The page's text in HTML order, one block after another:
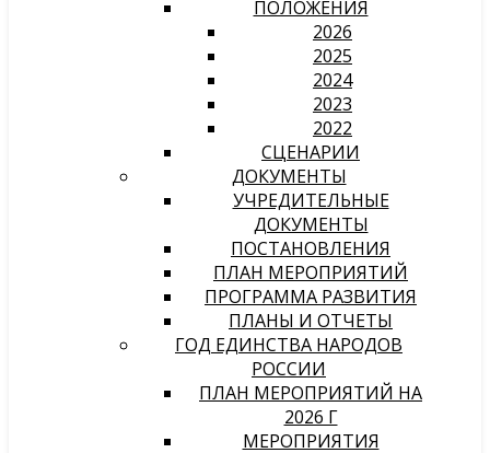
ПОЛОЖЕНИЯ
2026
2025
2024
2023
2022
СЦЕНАРИИ
ДОКУМЕНТЫ
УЧРЕДИТЕЛЬНЫЕ
ДОКУМЕНТЫ
ПОСТАНОВЛЕНИЯ
ПЛАН МЕРОПРИЯТИЙ
ПРОГРАММА РАЗВИТИЯ
ПЛАНЫ И ОТЧЕТЫ
ГОД ЕДИНСТВА НАРОДОВ
РОССИИ
ПЛАН МЕРОПРИЯТИЙ НА
2026 Г
МЕРОПРИЯТИЯ